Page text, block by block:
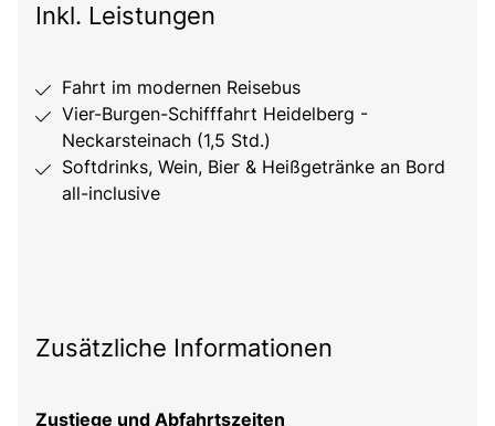
Inkl. Leistungen
Fahrt im modernen Reisebus
Vier-Burgen-Schifffahrt Heidelberg -
Neckarsteinach (1,5 Std.)
Softdrinks, Wein, Bier & Heißgetränke an Bord
all-inclusive
Zusätzliche Informationen
Zustiege und Abfahrtszeiten